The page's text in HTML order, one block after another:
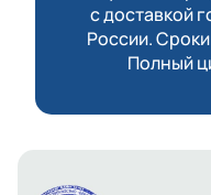
с доставкой
России.
Полный